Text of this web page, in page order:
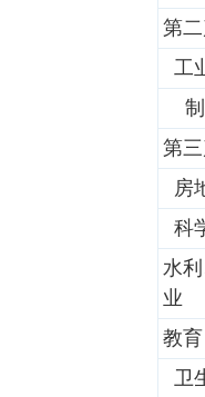
第
工
制
第
房
科
水
业
教育
卫